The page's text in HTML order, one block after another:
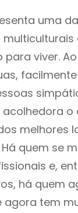
uma
para viver.
o
melhores
quem se
e,
há quem
agora tem